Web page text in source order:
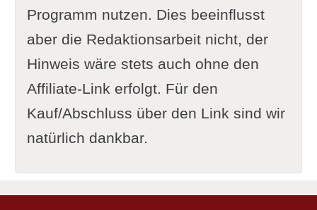
Programm nutzen. Dies beeinflusst
aber die Redaktionsarbeit nicht, der
Hinweis wäre stets auch ohne den
Affiliate-Link erfolgt. Für den
Kauf/Abschluss über den Link sind wir
natürlich dankbar.